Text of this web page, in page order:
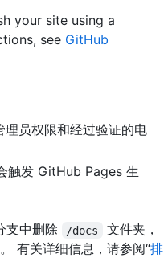
your site using a
see GitHub
员权限和经过验证的电
触发 GitHub Pages 生
支中删除 /docs
文件夹，
有关详细信息，请参阅“排